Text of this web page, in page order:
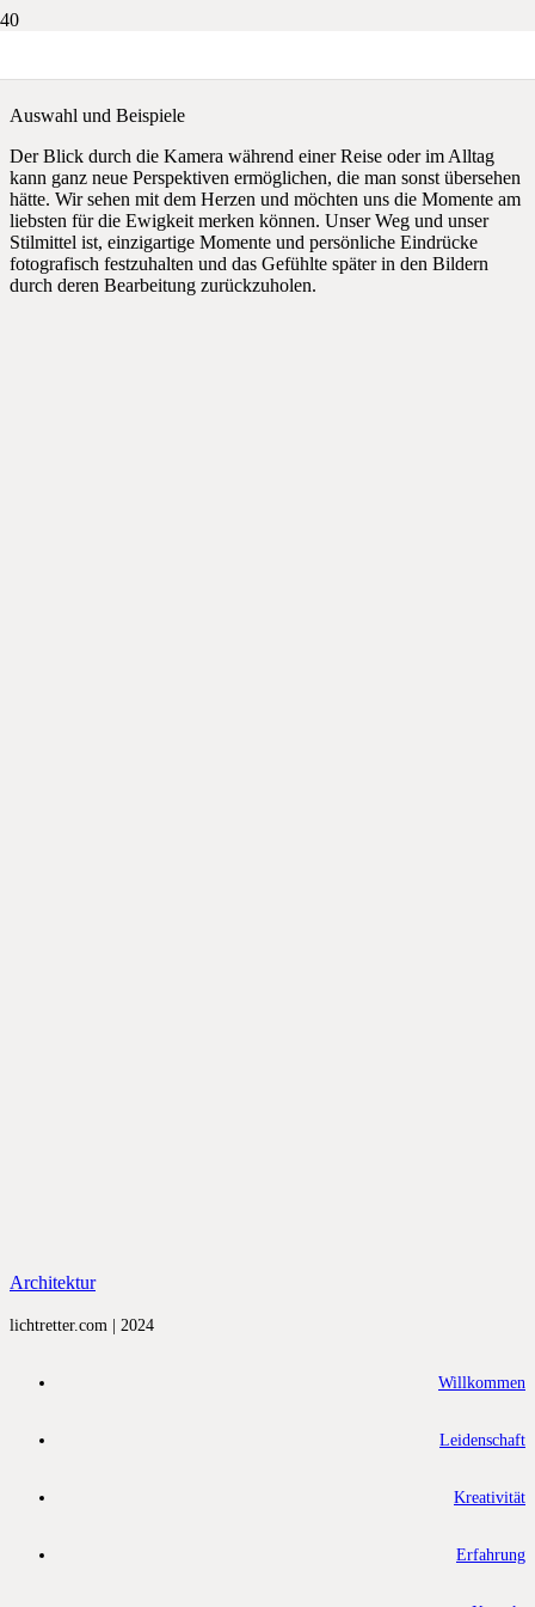
Auswahl und Beispiele
Der Blick durch die Kamera während einer Reise oder im Alltag
kann ganz neue Perspektiven ermöglichen, die man sonst übersehen
hätte. Wir sehen mit dem Herzen und möchten uns die Momente am
liebsten für die Ewigkeit merken können. Unser Weg und unser
Stilmittel ist, einzigartige Momente und persönliche Eindrücke
fotografisch festzuhalten und das Gefühlte später in den Bildern
durch deren Bearbeitung zurückzuholen.
Architektur
lichtretter.com | 2024
Willkommen
Leidenschaft
Kreativität
Erfahrung